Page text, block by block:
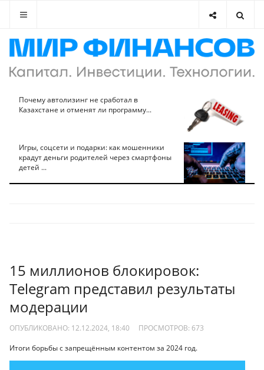
Почему автолизинг не сработал в
Казахстане и отменят ли программу...
Игры, соцсети и подарки: как мошенники
крадут деньги родителей через смартфоны
детей ...
15 миллионов блокировок:
Telegram представил результаты
модерации
ОПУБЛИКОВАНО: 12.12.2024, 18:40 ПРОСМОТРОВ: 673
Итоги борьбы с запрещённым контентом за 2024 год.